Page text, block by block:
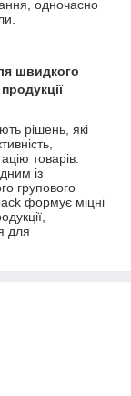
одночасно
швидкого
рішень, які
товарів.
із
групового
формує міцні
для